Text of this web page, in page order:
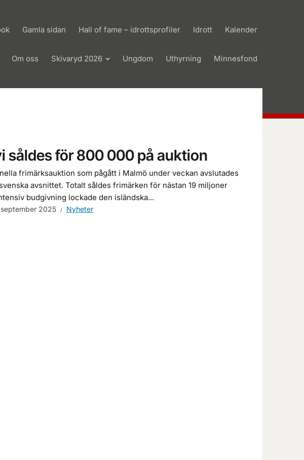
Gamla sidan Hall of fame – idrottsprofiler Idrott Kalender
Om oss Skivaryd 2026 Ungdom Uthyrning Minnesfond
såldes för 800 000 på auktion
frimärksauktion som pågått i Malmö under veckan avslutades
avsnittet. Totalt såldes frimärken för nästan 19 miljoner
budgivning lockade den isländska...
2025 Nyheter